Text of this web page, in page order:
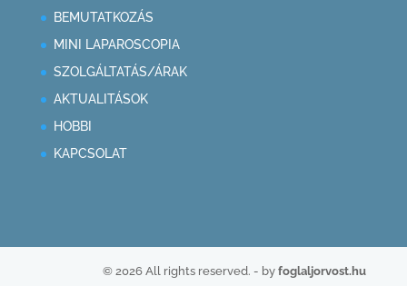
BEMUTATKOZÁS
MINI LAPAROSCOPIA
SZOLGÁLTATÁS/ÁRAK
AKTUALITÁSOK
HOBBI
KAPCSOLAT
© 2026 All rights reserved. - byfoglaljorvost.hu